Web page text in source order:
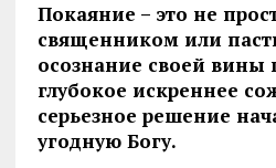
Покаяние – это не
священником или
осознание своей вины
глубокое искреннее
серьезное решение
угодную Богу.